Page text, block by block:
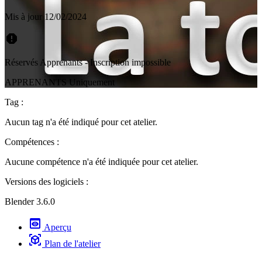
Mis à jour 12/02/2024
report
Réservés Apprenants - Inscription impossible
APPRENANTS Uniquement
Tag :
Aucun tag n'a été indiqué pour cet atelier.
Compétences :
Aucune compétence n'a été indiquée pour cet atelier.
Versions des logiciels :
Blender 3.6.0
preview Aperçu
view_in_ar Plan de l'atelier